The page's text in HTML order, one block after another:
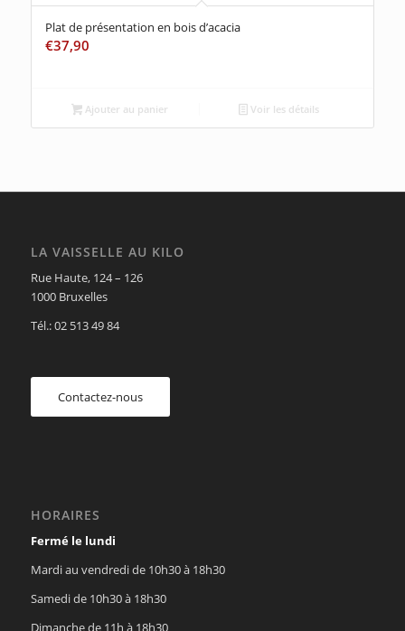
Plat de présentation en bois d’acacia
€37,90
Ajouter au panier Voir les détails
LA VAISSELLE AU KILO
Rue Haute, 124 – 126
1000 Bruxelles
Tél.: 02 513 49 84
Contactez-nous
HORAIRES
Fermé le lundi
Mardi au vendredi de 10h30 à 18h30
Samedi de 10h30 à 18h30
Dimanche de 11h à 18h30